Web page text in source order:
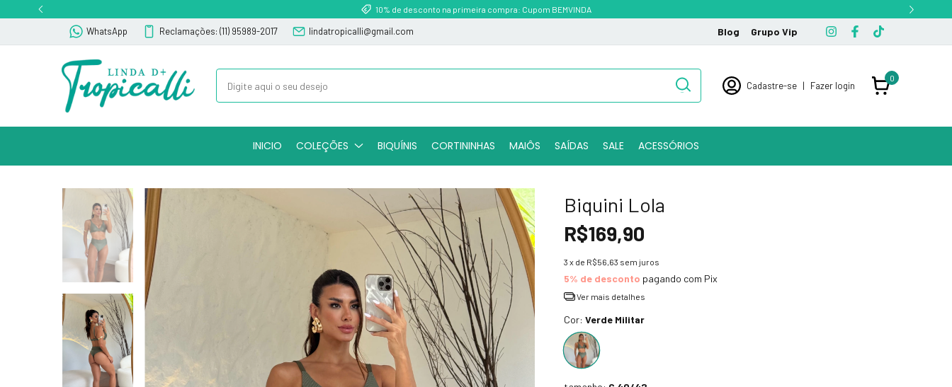
10% de desconto na primeira compra: Cupom BEMVINDA
WhatsApp Reclamações: (11) 95989-2017 lindatropicalli@gmail.com Blog Grupo Vip
Cadastre-se | Fazer login
0
INICIO COLEÇÕES BIQUÍNIS CORTININHAS MAIÔS SAÍDAS SALE ACESSÓRIOS
Biquini Lola
R$169,90
3 x de R$56,63 sem juros
5% de desconto pagando com Pix
Ver mais detalhes
Cor: Verde Militar